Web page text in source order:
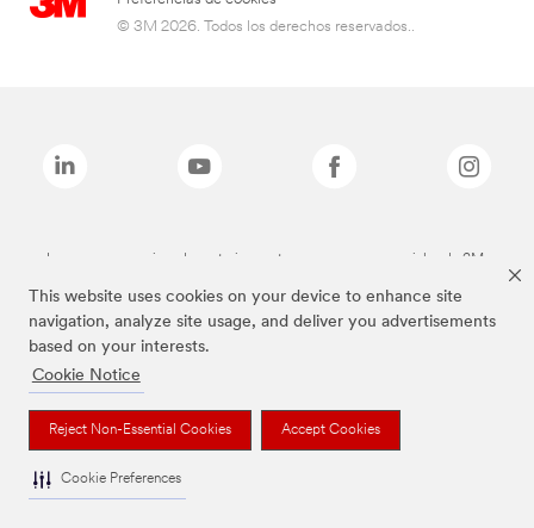
This website uses cookies on your device to enhance site
navigation, analyze site usage, and deliver you advertisements
based on your interests.
Cookie Notice
Reject Non-Essential Cookies Accept Cookies
Cookie Preferences
© 3M 2026. Todos los derechos reservados..
Las marcas mencionadas anteriormente son marcas comerciales de 3M.